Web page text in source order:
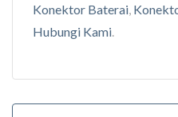
Konektor Baterai
Hubungi Kami